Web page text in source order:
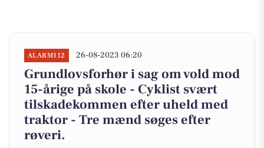
ALARM112 26-08-2023 06:20
Grundlovsforhør i sag om vold mod
15-årige på skole - Cyklist svært
tilskadekommen efter uheld med
traktor - Tre mænd søges efter
røveri.